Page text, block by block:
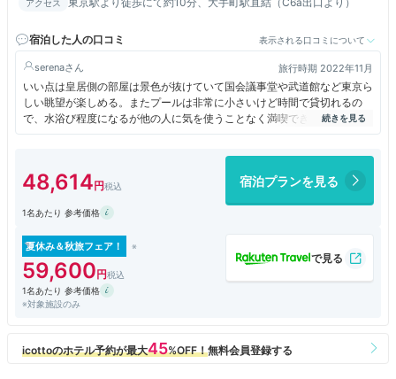
アクセス
宿泊した人の口コミ 表示される口コミについて
serena 旅行時期 2022年11月
いい点は皇居側の部屋は景色が抜けていて国会議事堂や武道館など東京ら
しい眺望が楽しめる。またプールは非常に小さいけど時間で貸切れるの
で、水浴び程度になるが他の人に気を使うことなく満喫できる。
良くなかった点は外国人スタッフが多く対応が雑でカジュアルすぎるの
し、よくない意味でも海外旅行気分を味わえるホテルだと思った。
普通のホテルとは違いあくまでもサービスアパートメントなので日本のホ
テルと同じレベルのサービスを期待するとストレスを感じるかもしれない
せると思う。旅慣れた人に向いている。
48,614 宿泊プランを見る
1名あたり 参考価格
夏休み＆秋旅フェア！
59,600
1名あたり 参考価格
※対象施設のみ